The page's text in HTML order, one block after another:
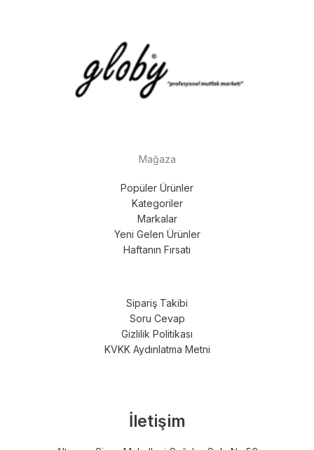
Mağaza
Popüler Ürünler
Kategoriler
Markalar
Yeni Gelen Ürünler
Haftanın Fırsatı
Sipariş Takibi
Soru Cevap
Gizlilik Politikası
KVKK Aydınlatma Metni
İletişim